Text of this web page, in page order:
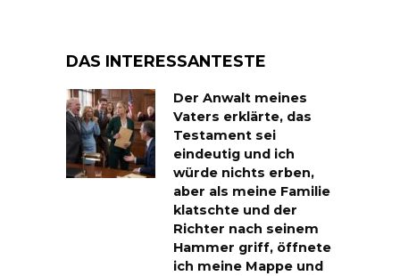
DAS INTERESSANTESTE
Der Anwalt meines
Vaters erklärte, das
Testament sei
eindeutig und ich
würde nichts erben,
aber als meine Familie
klatschte und der
Richter nach seinem
Hammer griff, öffnete
ich meine Mappe und